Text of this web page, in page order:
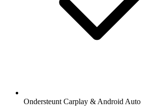
Ondersteunt Carplay & Android Auto